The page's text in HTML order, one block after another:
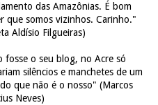
das Amazônias. É bom
que somos vizinhos. Carinho."
Aldísio Filgueiras)
fosse o seu blog, no Acre só
silêncios e manchetes de um
que não é o nosso" (Marcos
Neves)